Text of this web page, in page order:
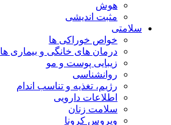
هوش
مثبت اندیشی
سلامتی
خواص خوراکی ها
درمان های خانگی و بیماری ها
زیبایی پوست و مو
روانشناسی
رژیم، تغذیه و تناسب اندام
اطلاعات دارویی
سلامت زنان
ویروس کرونا